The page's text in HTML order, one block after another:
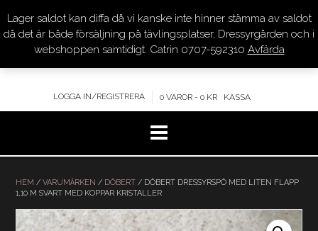
innehåll
DRESSYR.COM
KVALITET – KOMPETENS – SERVICE
LOGGA IN/REGISTRERA 0 VAROR - 0 KR KASSA
HEM / VARUMÄRKEN / DÖBERT / DÖBERT DRESSYRSPÖ MED LITEN FLAPP
1,10 M SVART MED KOPPAR KRISTALLER
Lager saldot kan diffa då vi kanske inte hinner stämma av saldot
då det är både försäljning på tävlingsplatser, Dressyrgården och i
webshoppen samtidigt. Catrin 0707-592310 Avfärda